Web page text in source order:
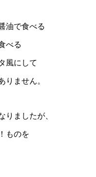
油で食べる
べる
風にして
りません。
りましたが、
ものを